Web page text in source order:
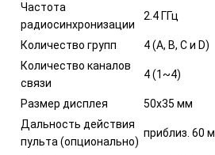
Частота
радиосинхронизации
2.4 ГГц
Количество групп
4 (A, B, C и D)
Количество каналов
связи
4 (1~4)
Размер дисплея
50х35 мм
Дальность действия
пульта (опционально)
приблиз. 60 м